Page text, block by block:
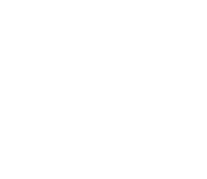
開研究会】２月８日（土）授